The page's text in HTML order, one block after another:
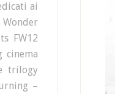
ai
FW12
cinema
trilogy
–